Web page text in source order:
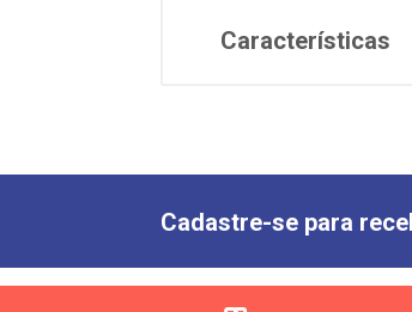
Características
Cadastre-se para